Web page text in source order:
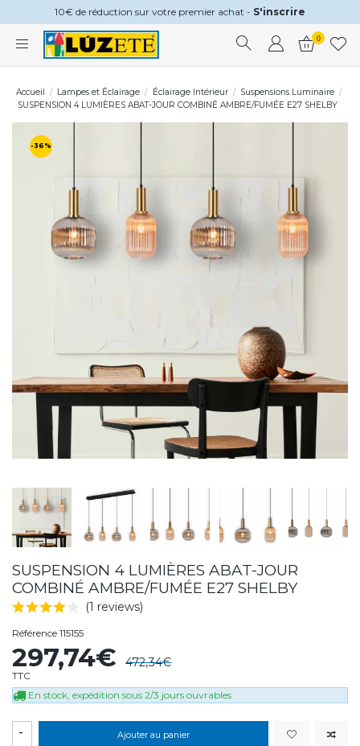
10€ de réduction sur votre premier achat - S'inscrire
0
Accueil Lampes et Éclairage Éclairage Intérieur
Suspensions Luminaire
SUSPENSION 4 LUMIÈRES ABAT-JOUR COMBINÉ AMBRE/FUMÉE E27 SHELBY
-36%
SUSPENSION 4 LUMIÈRES ABAT-JOUR
COMBINÉ AMBRE/FUMÉE E27 SHELBY
(1 reviews)
Référence 115155
297,74€ 472,34€
TTC
En stock, expédition sous 2/3 jours ouvrables
- Ajouter au panier